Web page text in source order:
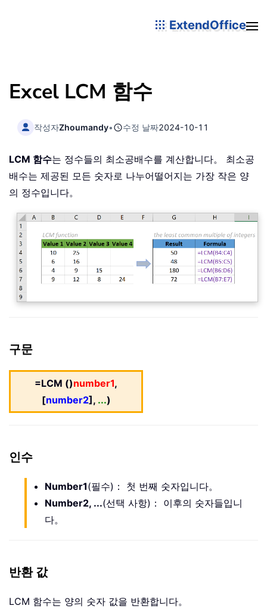
ExtendOffice
Excel LCM 함수
작성자Zhoumandy• 수정 날짜2024-10-11
LCM 함수는 정수들의 최소공배수를 계산합니다。 최소공
배수는 제공된 모든 숫자로 나누어떨어지는 가장 작은 양
의 정수입니다。
구문
=LCM ()number1,
[number2], ...)
인수
Number1(필수)： 첫 번째 숫자입니다。
Number2, ...(선택 사항)： 이후의 숫자들입니
다。
반환 값
LCM 함수는 양의 숫자 값을 반환합니다。